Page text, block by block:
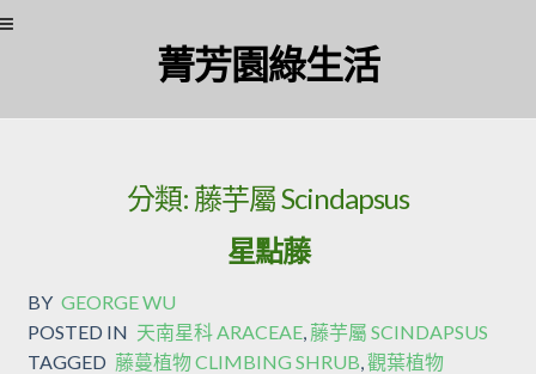
菁芳園綠生活
分類: 藤芋屬 Scindapsus
星點藤
BY GEORGE WU
POSTED IN 天南星科 ARACEAE, 藤芋屬 SCINDAPSUS
TAGGED 藤蔓植物 CLIMBING SHRUB,觀葉植物